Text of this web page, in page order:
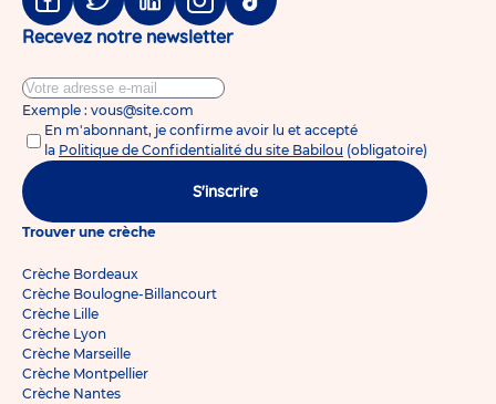
Facebook
TwitterLinkedinInstagram
Tiktok
Recevez notre newsletter
Exemple : vous@site.com
En m'abonnant, je confirme avoir lu et accepté
la Politique de Confidentialité du site Babilou (obligatoire)
S'inscrire
Trouver une crèche
Crèche Bordeaux
Crèche Boulogne-Billancourt
Crèche Lille
Crèche Lyon
Crèche Marseille
Crèche Montpellier
Crèche Nantes